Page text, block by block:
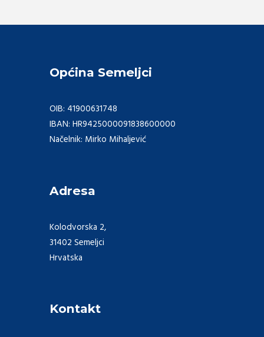
Općina Semeljci
OIB: 41900631748
IBAN: HR9425000091838600000
Načelnik: Mirko Mihaljević
Adresa
Kolodvorska 2,
31402 Semeljci
Hrvatska
Kontakt